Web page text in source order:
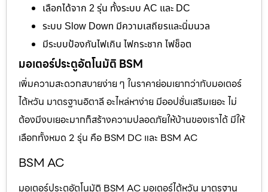
เลือกได้จาก 2 รุ่น ทั้งระบบ AC และ DC
ระบบ Slow Down มีความเสถียรและนิ่มนวล
มีระบบป้องกันไฟเกิน ไฟกระชาก ไฟช็อต
มอเตอร์ประตูอัตโนมัติ BSM
เพิ่มความสะดวกสบายง่าย ๆ ในราคาย่อมเยากว่ากับมอเตอร์
ไต้หวัน มาตรฐานอิตาลี อะไหล่หาง่าย มีออปชั่นเสริมเยอะ ไม่
ต้องมีงบเยอะมากก็สร้างความปลอดภัยให้บ้านของเราได้ มีให้
เลือกทั้งหมด 2 รุ่น คือ BSM DC และ BSM AC
BSM AC
มอเตอร์ประตูอัตโนมัติ BSM AC มอเตอร์ไต้หวัน มาตรฐาน